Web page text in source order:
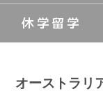
休学留学
オーストラリ